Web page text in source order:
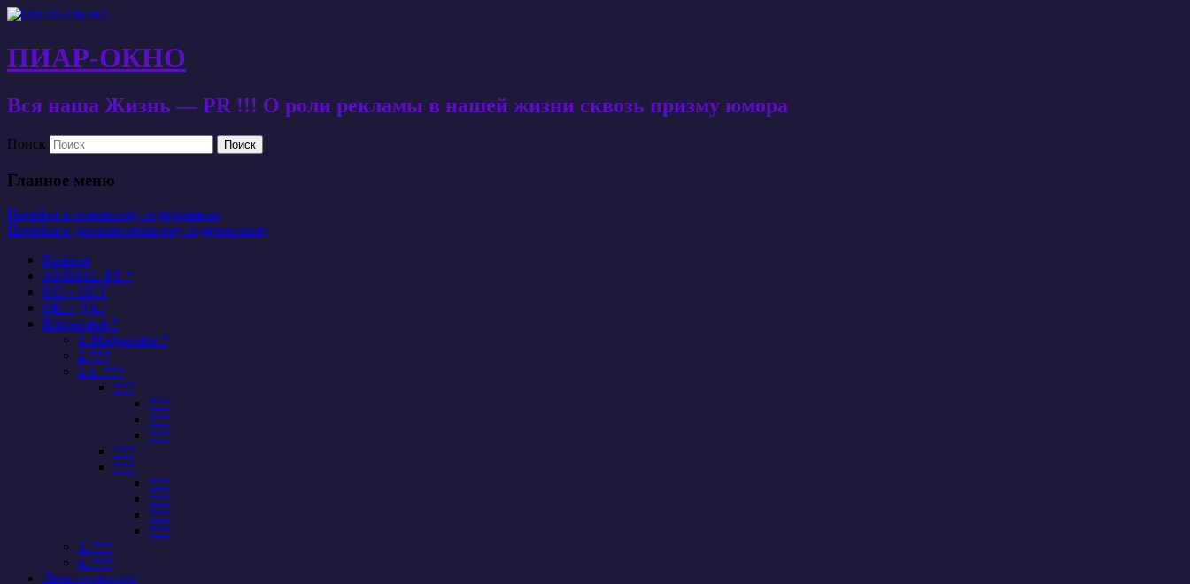
ПИАР-ОКНО
Вся наша Жизнь — PR !!! О роли рекламы в нашей жизни сквозь призму юмора
Поиск
Главное меню
Перейти к основному содержанию
Перейти к дополнительному содержимому
Главная
ANIMAL-PR *
NO = НЕТ
OK = ДА /
Избранное *
1. Избранное *
2 ***
2.1. ***
***
***
***
***
***
***
***
***
***
***
3. ***
4. ***
Лента новостей